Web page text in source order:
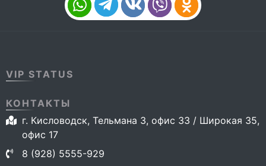
VIP STATUS
КОНТАКТЫ
г. Кисловодск, Тельмана 3, офис 33 / Широкая 35,
офис 17
8 (928) 5555-929